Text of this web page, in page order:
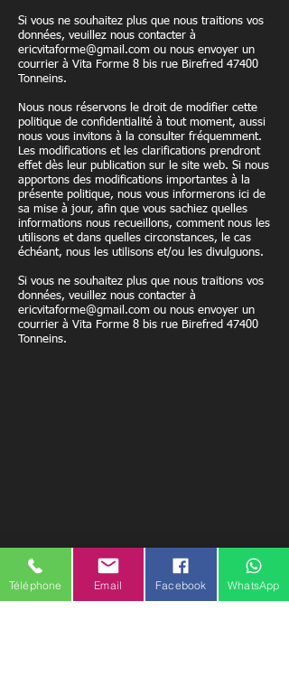
Si vous ne souhaitez plus que nous traitions vos
données, veuillez nous contacter à
ericvitaforme@gmail.com ou nous envoyer un
courrier à Vita Forme 8 bis rue Birefred 47400
Tonneins.
Nous nous réservons le droit de modifier cette
politique de confidentialité à tout moment, aussi
nous vous invitons à la consulter fréquemment.
Les modifications et les clarifications prendront
effet dès leur publication sur le site web. Si nous
apportons des modifications importantes à la
présente politique, nous vous informerons ici de
sa mise à jour, afin que vous sachiez quelles
informations nous recueillons, comment nous les
utilisons et dans quelles circonstances, le cas
échéant, nous les utilisons et/ou les divulguons.
Si vous ne souhaitez plus que nous traitions vos
données, veuillez nous contacter à
ericvitaforme@gmail.com ou nous envoyer un
courrier à Vita Forme 8 bis rue Birefred 47400
Tonneins.
Téléphone Email Facebook WhatsApp